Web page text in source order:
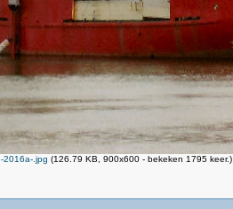
2016a-.jpg (126.79 KB, 900x600 - bekeken 1795 keer.)